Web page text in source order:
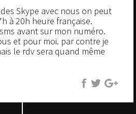
Skype avec nous on peut
à 20h heure française.
avant sur mon numéro.
et pour moi. par contre je
le rdv sera quand même